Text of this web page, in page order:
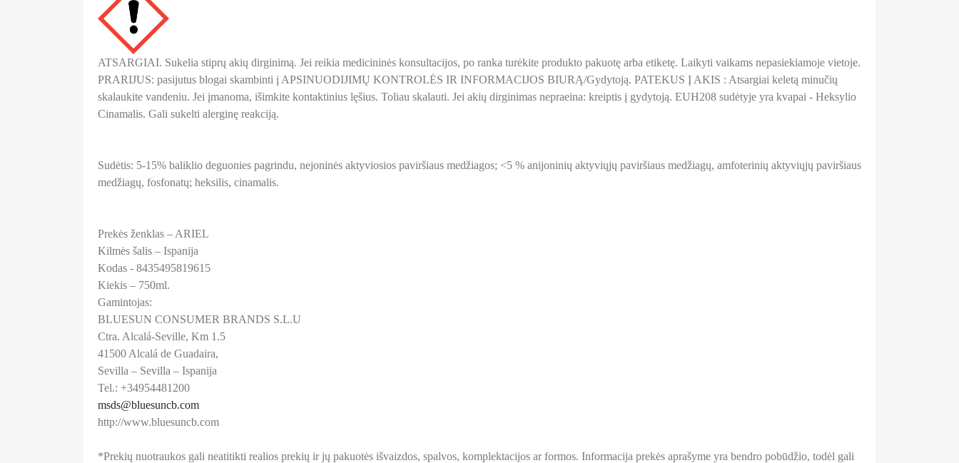
ATSARGIAI. Sukelia stiprų akių dirginimą. Jei reikia medicininės konsultacijos, po ranka turėkite produkto pakuotę arba etiketę. Laikyti vaikams nepasiekiamoje vietoje.
PRARIJUS: pasijutus blogai skambinti į APSINUODIJIMŲ KONTROLĖS IR INFORMACIJOS BIURĄ/Gydytoją. PATEKUS Į AKIS : Atsargiai keletą minučių
skalaukite vandeniu. Jei įmanoma, išimkite kontaktinius lęšius. Toliau skalauti. Jei akių dirginimas nepraeina: kreiptis į gydytoją. EUH208 sudėtyje yra kvapai - Heksylio
Cinamalis. Gali sukelti alerginę reakciją.
Sudėtis: 5-15% baliklio deguonies pagrindu, nejoninės aktyviosios paviršiaus medžiagos; <5 % anijoninių aktyviųjų paviršiaus medžiagų, amfoterinių aktyviųjų paviršiaus
medžiagų, fosfonatų; heksilis, cinamalis.
Prekės ženklas – ARIEL
Kilmės šalis – Ispanija
Kodas - 8435495819615
Kiekis – 750ml.
Gamintojas:
BLUESUN CONSUMER BRANDS S.L.U
Ctra. Alcalá-Seville, Km 1.5
41500 Alcalá de Guadaira,
Sevilla – Sevilla – Ispanija
Tel.: +34954481200
msds@bluesuncb.com
http://www.bluesuncb.com
*Prekių nuotraukos gali neatitikti realios prekių ir jų pakuotės išvaizdos, spalvos, komplektacijos ar formos. Informacija prekės aprašyme yra bendro pobūdžio, todėl gali